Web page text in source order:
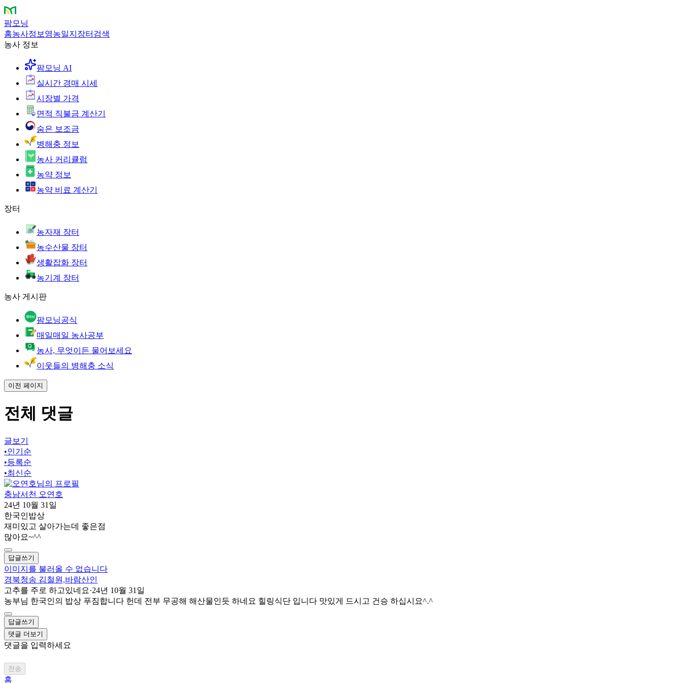
팜모닝
홈농사정보 영농일지 장터 검색
농사 정보
팜모닝 AI
실시간 경매 시세
시장별 가격
면적 직불금 계산기
숨은 보조금
병해충 정보
농사 커리큘럼
농약 정보
농약 비료 계산기
장터
농자재 장터
농수산물 장터
생활잡화 장터
농기계 장터
농사 게시판
팜모닝공식
매일매일 농사공부
농사, 무엇이든 물어보세요
이웃들의 병해충 소식
이전 페이지
전체 댓글
글보기
•인기순
•등록순
•최신순
충남서천 오연호
24년 10월 31일
한국인밥상
재미있고 살아가는데 좋은점
많아요~^^
답글쓰기
이미지를 불러올 수 없습니다
경북청송 김철원,바람산인
고추를 주로 하고있네요·24년 10월 31일
농부님 한국인의 밥상 푸짐합니다 헌데 전부 무공해 해산물인듯 하네요 힐링식단 입니다 맛있게 드시고 건승 하십시요^.^
답글쓰기
댓글 더보기
댓글을 입력하세요
전송
홈